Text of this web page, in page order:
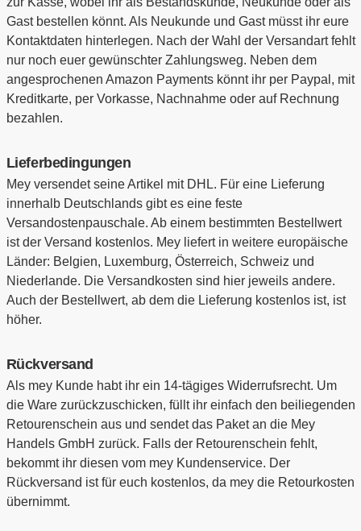
Gast bestellen könnt. Als Neukunde und Gast müsst ihr eure
Kontaktdaten hinterlegen. Nach der Wahl der Versandart fehlt
nur noch euer gewünschter Zahlungsweg. Neben dem
angesprochenen Amazon Payments könnt ihr per Paypal, mit
Kreditkarte, per Vorkasse, Nachnahme oder auf Rechnung
bezahlen.
Lieferbedingungen
Mey versendet seine Artikel mit DHL. Für eine Lieferung
innerhalb Deutschlands gibt es eine feste
Versandostenpauschale. Ab einem bestimmten Bestellwert
ist der Versand kostenlos. Mey liefert in weitere europäische
Länder: Belgien, Luxemburg, Österreich, Schweiz und
Niederlande. Die Versandkosten sind hier jeweils andere.
Auch der Bestellwert, ab dem die Lieferung kostenlos ist, ist
höher.
Rückversand
Als mey Kunde habt ihr ein 14-tägiges Widerrufsrecht. Um
die Ware zurückzuschicken, füllt ihr einfach den beiliegenden
Retourenschein aus und sendet das Paket an die Mey
Handels GmbH zurück. Falls der Retourenschein fehlt,
bekommt ihr diesen vom mey Kundenservice. Der
Rückversand ist für euch kostenlos, da mey die Retourkosten
übernimmt.